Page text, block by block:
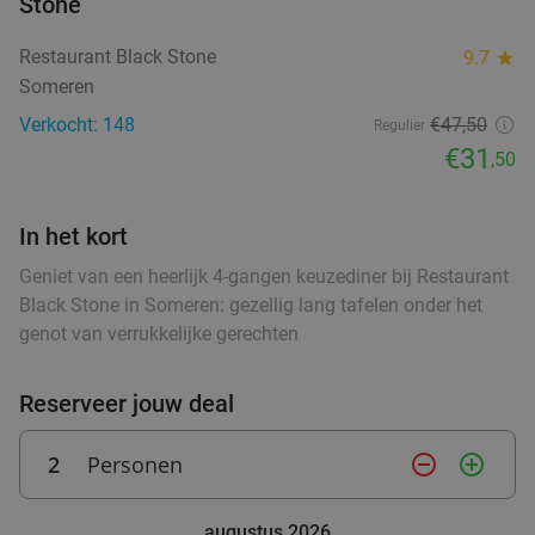
food
food
€29 ,95
28%
Eindhoven 15 min.directions_car
Verkocht: 191
39%
Lunchplank in Eindhoven
Morgen Wo
Do
Restaurant Black Stone 9.7 star
Someren
Verkocht: 148
Regulier €47,50
€31 ,50
In het kort
Geniet van een heerlijk 4-gangen keuzediner bij Restaurant
Black Stone in Someren: gezellig lang tafelen onder het
genot van verrukkelijke gerechten
Reserveer jouw deal
2 Personen remove_circle_outline add_circle_outline